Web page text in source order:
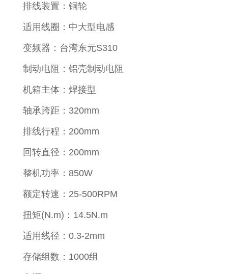
排线装置：铜轮
适用线圈：中大型电感
变频器：台湾东元S310
制动电阻：铝壳制动电阻
机箱主体：焊接型
轴承跨距：320mm
排线行程：200mm
回转直径：200mm
整机功率：850W
额定转速：25-500RPM
扭矩(N.m)：14.5N.m
适用线径：0.3-2mm
存储组数：1000组